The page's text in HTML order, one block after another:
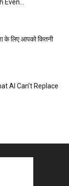
के लिए आपको कितनी
AI Can’t Replace